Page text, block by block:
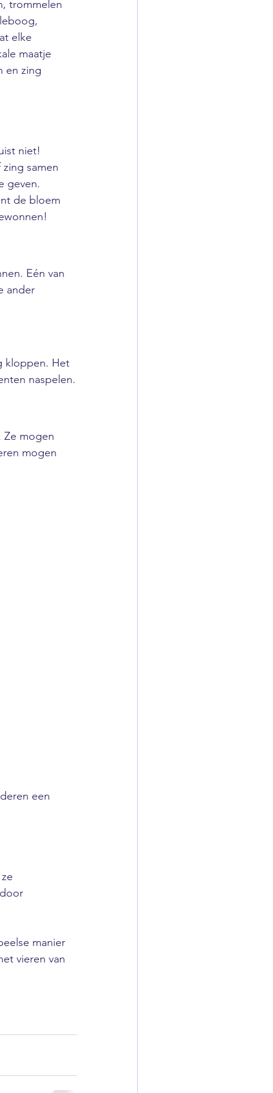
trommelen
elke
maatje
en zing
niet!
samen
geven.
de bloem
Eén van
ander
kloppen. Het
naspelen.
Ze mogen
mogen
een
manier
vieren van